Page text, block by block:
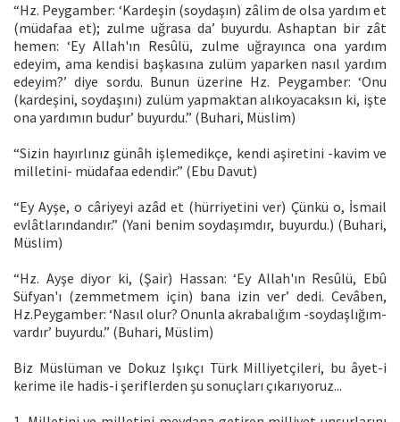
“Hz. Peygamber: ‘Kardeşin (soydaşın) zâlim de olsa yardım et
(müdafaa et); zulme uğrasa da’ buyurdu. Ashaptan bir zât
hemen: ‘Ey Allah'ın Resûlü, zulme uğrayınca ona yardım
edeyim, ama kendisi başkasına zulüm yaparken nasıl yardım
edeyim?’ diye sordu. Bunun üzerine Hz. Peygamber: ‘Onu
(kardeşini, soydaşını) zulüm yapmaktan alıkoyacaksın ki, işte
ona yardımın budur’ buyurdu.” (Buhari, Müslim)
“Sizin hayırlınız günâh işlemedikçe, kendi aşiretini -kavim ve
milletini- müdafaa edendir.” (Ebu Davut)
“Ey Ayşe, o câriyeyi azâd et (hürriyetini ver) Çünkü o, İsmail
evlâtlarındandır.” (Yani benim soydaşımdır, buyurdu.) (Buhari,
Müslim)
“Hz. Ayşe diyor ki, (Şair) Hassan: ‘Ey Allah'ın Resûlü, Ebû
Süfyan'ı (zemmetmem için) bana izin ver’ dedi. Cevâben,
Hz.Peygamber: ‘Nasıl olur? Onunla akrabalığım -soydaşlığım-
vardır’ buyurdu.” (Buhari, Müslim)
Biz Müslüman ve Dokuz Işıkçı Türk Milliyetçileri, bu âyet-i
kerime ile hadis-i şeriflerden şu sonuçları çıkarıyoruz...